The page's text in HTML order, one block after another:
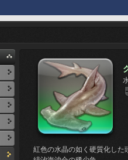
紅色の水晶の如く硬質化した